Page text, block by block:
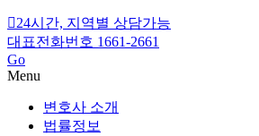
24시간, 지역별 상담가능
대표전화번호 1661-2661
Go
Menu
변호사 소개
법률정보